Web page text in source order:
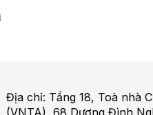
Địa chỉ: Tầng 18, Toà nhà